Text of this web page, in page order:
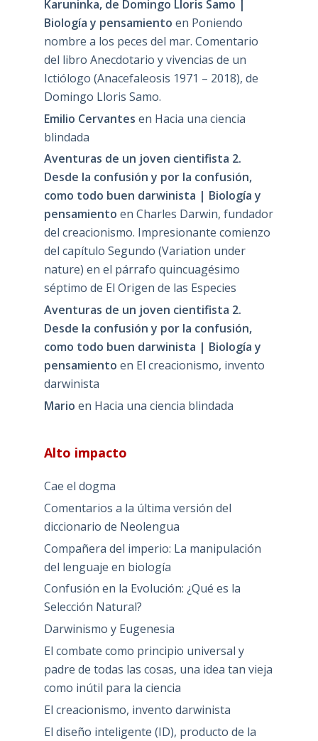
Karuninka, de Domingo Lloris Samo |
Biología y pensamiento en Poniendo
nombre a los peces del mar. Comentario
del libro Anecdotario y vivencias de un
Ictiólogo (Anacefaleosis 1971 – 2018), de
Domingo Lloris Samo.
Emilio Cervantes en Hacia una ciencia
blindada
Aventuras de un joven cientifista 2.
Desde la confusión y por la confusión,
como todo buen darwinista | Biología y
pensamiento en Charles Darwin, fundador
del creacionismo. Impresionante comienzo
del capítulo Segundo (Variation under
nature) en el párrafo quincuagésimo
séptimo de El Origen de las Especies
Aventuras de un joven cientifista 2.
Desde la confusión y por la confusión,
como todo buen darwinista | Biología y
pensamiento en El creacionismo, invento
darwinista
Mario en Hacia una ciencia blindada
Alto impacto
Cae el dogma
Comentarios a la última versión del
diccionario de Neolengua
Compañera del imperio: La manipulación
del lenguaje en biología
Confusión en la Evolución: ¿Qué es la
Selección Natural?
Darwinismo y Eugenesia
El combate como principio universal y
padre de todas las cosas, una idea tan vieja
como inútil para la ciencia
El creacionismo, invento darwinista
El diseño inteligente (ID), producto de la